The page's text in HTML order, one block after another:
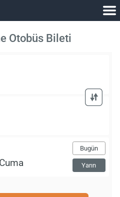
Otobüs Bileti
Bugün
Yarın